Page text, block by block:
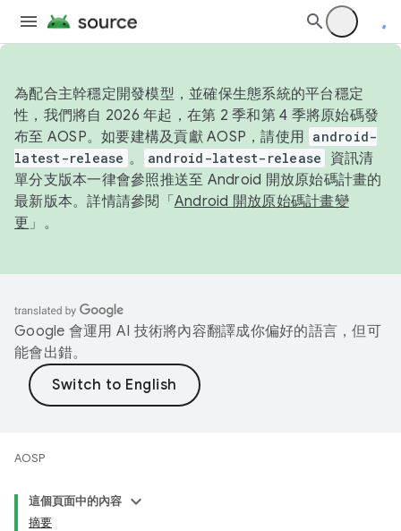
為配合主幹穩定開發模型，並確保生態系統的平台穩定
性，我們將自 2026 年起，在第 2 季和第 4 季將原始碼發
布至 AOSP。如要建構及貢獻 AOSP，請使用 android-
latest-release 。 android-latest-release
資訊清
單分支版本一律會參照推送至 Android 開放原始碼計畫的
最新版本。詳情請參閱「 Android 開放原始碼計畫變
更 」。
Google 會運用 AI 技術將內容翻譯成你偏好的語言，但可
能會出錯。
AOSP
這個頁面中的內容
摘要